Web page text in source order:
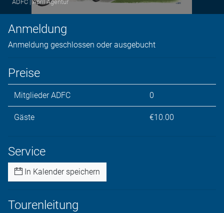
ADFC | April Agentur
Anmeldung
Anmeldung geschlossen oder ausgebucht
Preise
Mitglieder ADFC 0
Gäste €10.00
Service
In Kalender speichern
Tourenleitung